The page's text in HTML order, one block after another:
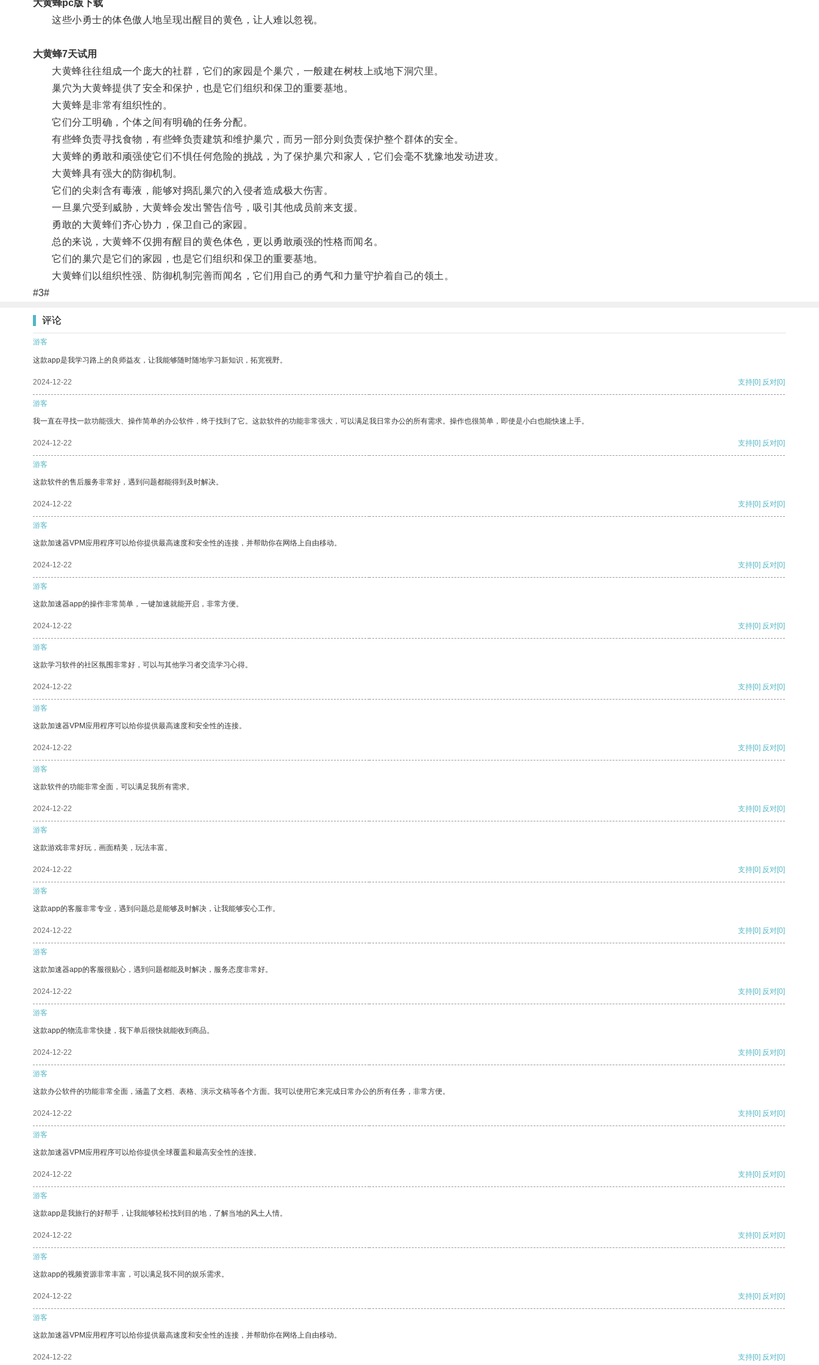
大黄蜂pc版下载
这些小勇士的体色傲人地呈现出醒目的黄色，让人难以忽视。
大黄蜂7天试用
大黄蜂往往组成一个庞大的社群，它们的家园是个巢穴，一般建在树枝上或地下洞穴里。
巢穴为大黄蜂提供了安全和保护，也是它们组织和保卫的重要基地。
大黄蜂是非常有组织性的。
它们分工明确，个体之间有明确的任务分配。
有些蜂负责寻找食物，有些蜂负责建筑和维护巢穴，而另一部分则负责保护整个群体的安全。
大黄蜂的勇敢和顽强使它们不惧任何危险的挑战，为了保护巢穴和家人，它们会毫不犹豫地发动进攻。
大黄蜂具有强大的防御机制。
它们的尖刺含有毒液，能够对捣乱巢穴的入侵者造成极大伤害。
一旦巢穴受到威胁，大黄蜂会发出警告信号，吸引其他成员前来支援。
勇敢的大黄蜂们齐心协力，保卫自己的家园。
总的来说，大黄蜂不仅拥有醒目的黄色体色，更以勇敢顽强的性格而闻名。
它们的巢穴是它们的家园，也是它们组织和保卫的重要基地。
大黄蜂们以组织性强、防御机制完善而闻名，它们用自己的勇气和力量守护着自己的领土。
#3#
评论
游客
这款app是我学习路上的良师益友，让我能够随时随地学习新知识，拓宽视野。
2024-12-22 支持[0] 反对[0]
游客
我一直在寻找一款功能强大、操作简单的办公软件，终于找到了它。这款软件的功能非常强大，可以满足我日常办公的所有需求。操作也很简单，即使是小白也能快速上手。
2024-12-22 支持[0] 反对[0]
游客
这款软件的售后服务非常好，遇到问题都能得到及时解决。
2024-12-22 支持[0] 反对[0]
游客
这款加速器VPM应用程序可以给你提供最高速度和安全性的连接，并帮助你在网络上自由移动。
2024-12-22 支持[0] 反对[0]
游客
这款加速器app的操作非常简单，一键加速就能开启，非常方便。
2024-12-22 支持[0] 反对[0]
游客
这款学习软件的社区氛围非常好，可以与其他学习者交流学习心得。
2024-12-22 支持[0] 反对[0]
游客
这款加速器VPM应用程序可以给你提供最高速度和安全性的连接。
2024-12-22 支持[0] 反对[0]
游客
这款软件的功能非常全面，可以满足我所有需求。
2024-12-22 支持[0] 反对[0]
游客
这款游戏非常好玩，画面精美，玩法丰富。
2024-12-22 支持[0] 反对[0]
游客
这款app的客服非常专业，遇到问题总是能够及时解决，让我能够安心工作。
2024-12-22 支持[0] 反对[0]
游客
这款加速器app的客服很贴心，遇到问题都能及时解决，服务态度非常好。
2024-12-22 支持[0] 反对[0]
游客
这款app的物流非常快捷，我下单后很快就能收到商品。
2024-12-22 支持[0] 反对[0]
游客
这款办公软件的功能非常全面，涵盖了文档、表格、演示文稿等各个方面。我可以使用它来完成日常办公的所有任务，非常方便。
2024-12-22 支持[0] 反对[0]
游客
这款加速器VPM应用程序可以给你提供全球覆盖和最高安全性的连接。
2024-12-22 支持[0] 反对[0]
游客
这款app是我旅行的好帮手，让我能够轻松找到目的地，了解当地的风土人情。
2024-12-22 支持[0] 反对[0]
游客
这款app的视频资源非常丰富，可以满足我不同的娱乐需求。
2024-12-22 支持[0] 反对[0]
游客
这款加速器VPM应用程序可以给你提供最高速度和安全性的连接，并帮助你在网络上自由移动。
2024-12-22 支持[0] 反对[0]